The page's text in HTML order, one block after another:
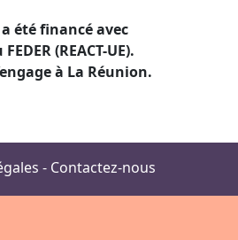
a été financé avec
(REACT-UE).
à La Réunion.
- Contactez-nous